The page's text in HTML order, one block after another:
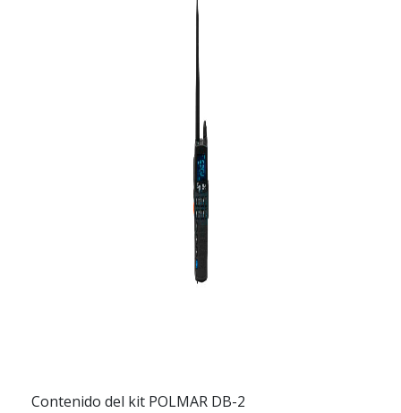
Contenido del kit POLMAR DB-2